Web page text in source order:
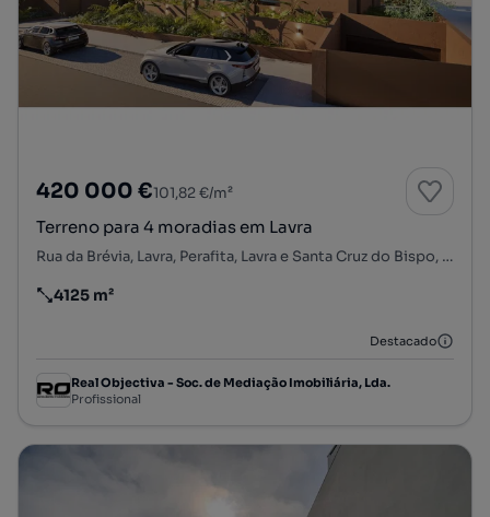
420 000 €101,82 €/m²
Terreno para 4 moradias em Lavra
Rua da Brévia, Lavra, Perafita, Lavra e Santa Cruz do Bispo, Matosinhos, Porto
Preço por metro quadrado
4125 m²
Destacado
Real Objectiva - Soc. de Mediação Imobiliária, Lda.
Profissional